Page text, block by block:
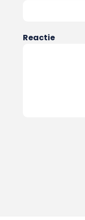
Reactie